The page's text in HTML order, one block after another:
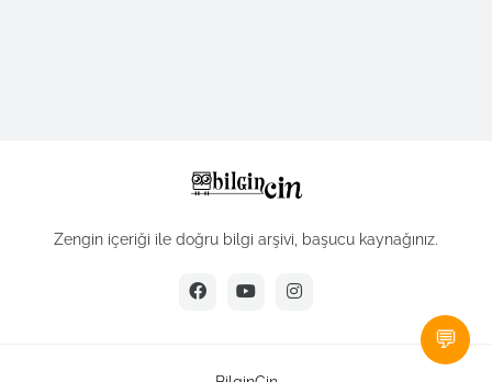
Zengin içeriği ile doğru bilgi arşivi, başucu kaynağınız.
💬